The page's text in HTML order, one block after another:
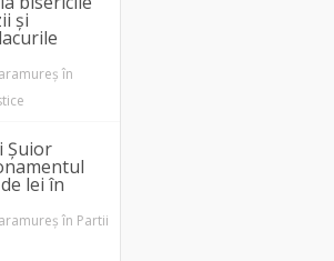
și
în
Șuior
lei în
în Partii